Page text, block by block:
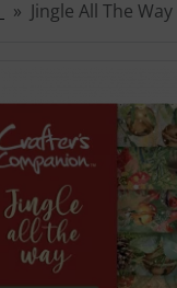
Jingle All The